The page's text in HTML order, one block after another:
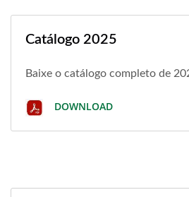
Catálogo 2025
Baixe o catálogo completo de
DOWNLOAD